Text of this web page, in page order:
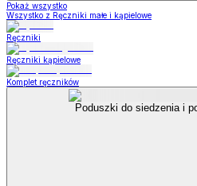
Pokaż wszystko
Wszystko z Ręczniki małe i kąpielowe
Ręczniki
Ręczniki kąpielowe
Komplet ręczników
Poduszki do siedzenia i